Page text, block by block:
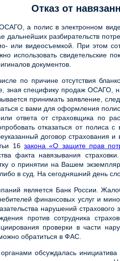
Отказ от
а полис в электронном
дальнейших разбирательств
или видеосъемкой. При этом
использовать
документов.
по причине отсутствия
зная специфику продаж ОСАГО,
принимать заявление,
с вами для оформления
ответа от страховщика по
отказаться от полиса
договор
16закона «О защите прав
факта навязывания
о принятии на Вашем
в суд. На сегодняшний день
является Банк России.
финансовых услуг и
нарушений
против сотрудника
проверки в части
обратиться в ФАС.
обсуждалась